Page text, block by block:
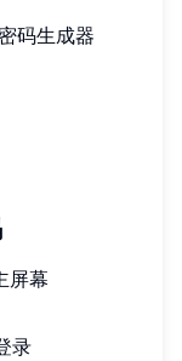
码生成器
屏幕
录